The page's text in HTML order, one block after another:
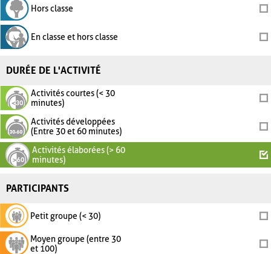
Hors classe
En classe et hors classe
DURÉE DE L'ACTIVITÉ
Activités courtes (< 30
minutes)
Activités développées
(Entre 30 et 60 minutes)
Activités élaborées (> 60
minutes)
PARTICIPANTS
Petit groupe (< 30)
Moyen groupe (entre 30
et 100)